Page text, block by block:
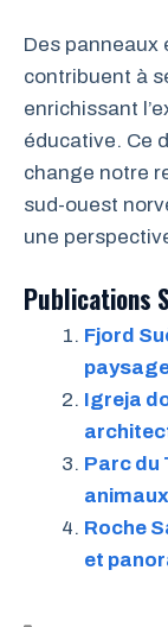
Des panneaux
contribuent à
enrichissant
éducative. Ce
change notre
sud-ouest
une
Publications
Fjord
Igreja
Parc du
Roche
et